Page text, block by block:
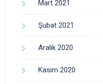
Mart 2021
Şubat 2021
Aralık 2020
Kasım 2020